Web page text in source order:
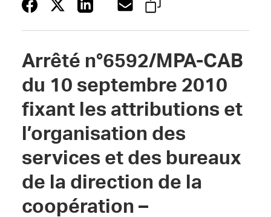
Arrêté n°6592/MPA-CAB
du 10 septembre 2010
fixant les attributions et
l’organisation des
services et des bureaux
de la direction de la
coopération –